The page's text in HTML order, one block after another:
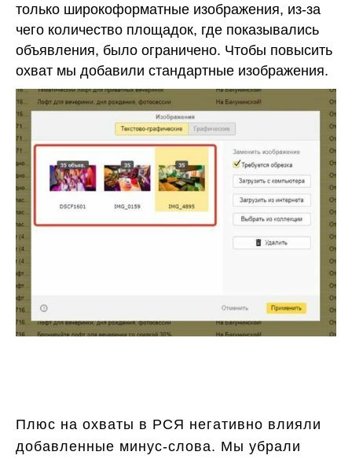
только широкоформатные изображения, из-за
чего количество площадок, где показывались
объявления, было ограничено. Чтобы повысить
охват мы добавили стандартные изображения.
Плюс на охваты в РСЯ негативно влияли
добавленные минус-слова. Мы убрали